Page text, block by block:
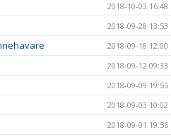
2018-10-03 16:48
2018-09-28 13:53
2018-09-18 12:00
2018-09-12 09:33
2018-09-09 19:55
2018-09-03 10:02
2018-09-01 19:56